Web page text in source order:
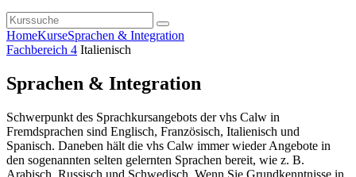
HomeKurseSprachen & Integration
Fachbereich 4 Italienisch
Sprachen & Integration
Schwerpunkt des Sprachkursangebots der vhs Calw in
Fremdsprachen sind Englisch, Französisch, Italienisch und
Spanisch. Daneben hält die vhs Calw immer wieder Angebote in
den sogenannten selten gelernten Sprachen bereit, wie z. B.